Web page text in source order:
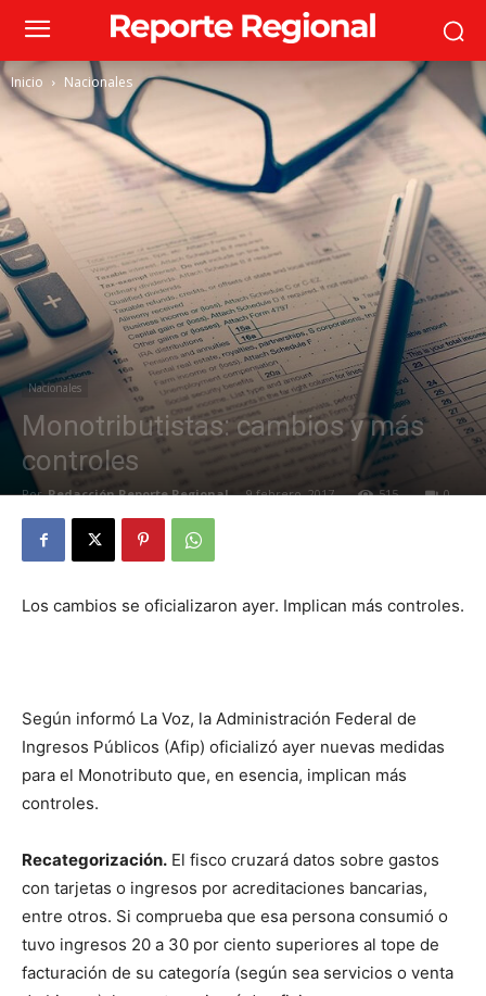
Inicio Nacionales
Nacionales
Monotributistas: cambios y más
controles
Por Redacción Reporte Regional - 9 febrero, 2017 515 0
Los cambios se oficializaron ayer. Implican más controles.
Según informó La Voz, la Administración Federal de
Ingresos Públicos (Afip) oficializó ayer nuevas medidas
para el Monotributo que, en esencia, implican más
controles.
Recategorización. El fisco cruzará datos sobre gastos
con tarjetas o ingresos por acreditaciones bancarias,
entre otros. Si comprueba que esa persona consumió o
tuvo ingresos 20 a 30 por ciento superiores al tope de
facturación de su categoría (según sea servicios o venta